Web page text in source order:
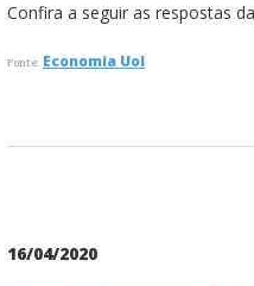
Confira a seguir as respostas
Fonte: Economia Uol
16/04/2020